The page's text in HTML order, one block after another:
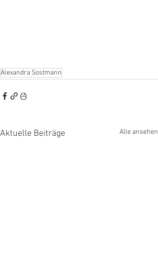
Alexandra Sostmann
Aktuelle Beiträge Alle ansehen